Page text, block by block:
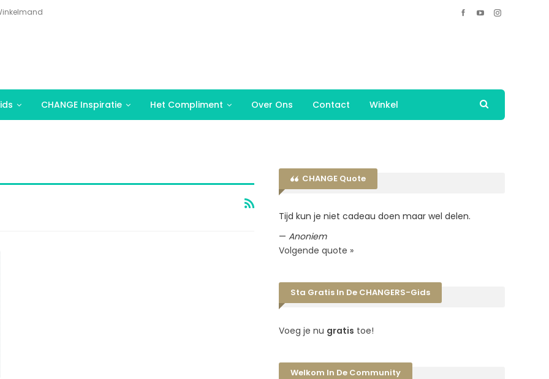
CHANGE Inspiratie Het Compliment Over Ons Contact Winkel
CHANGE Quote
Tijd kun je niet cadeau doen maar wel delen.
— Anoniem
Volgende quote »
Sta Gratis In De CHANGERS-Gids
Voeg je nu gratis toe!
Welkom In De Community